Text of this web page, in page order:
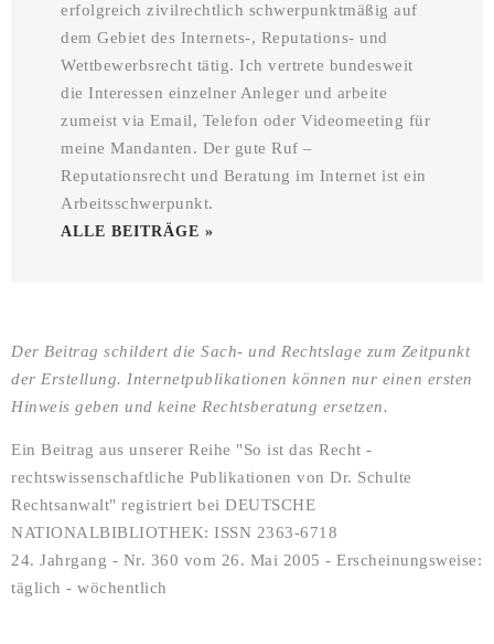
erfolgreich zivilrechtlich schwerpunktmäßig auf
dem Gebiet des Internets-, Reputations- und
Wettbewerbsrecht tätig. Ich vertrete bundesweit
die Interessen einzelner Anleger und arbeite
zumeist via Email, Telefon oder Videomeeting für
meine Mandanten. Der gute Ruf –
Reputationsrecht und Beratung im Internet ist ein
Arbeitsschwerpunkt.
ALLE BEITRÄGE »
Der Beitrag schildert die Sach- und Rechtslage zum Zeitpunkt
der Erstellung. Internetpublikationen können nur einen ersten
Hinweis geben und keine Rechtsberatung ersetzen.
Ein Beitrag aus unserer Reihe "So ist das Recht -
rechtswissenschaftliche Publikationen von Dr. Schulte
Rechtsanwalt" registriert bei DEUTSCHE
NATIONALBIBLIOTHEK: ISSN 2363-6718
24. Jahrgang - Nr. 360 vom 26. Mai 2005 - Erscheinungsweise:
täglich - wöchentlich